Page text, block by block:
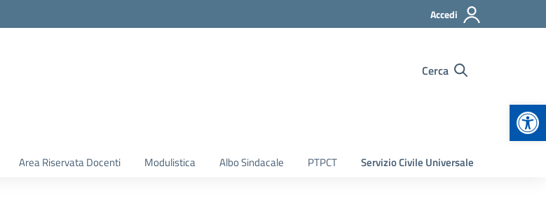
Accedi
Cerca
Area Riservata Docenti Modulistica Albo Sindacale PTPCT Servizio Civile Universale